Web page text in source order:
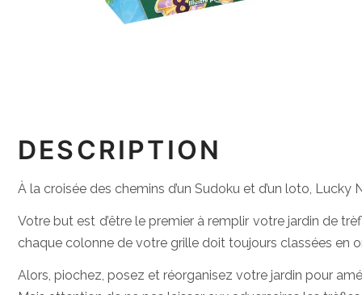
DESCRIPTION
À la croisée des chemins d’un Sudoku et d’un loto,
Votre but est d’être le premier à remplir votre jardin de
chaque colonne de votre grille doit toujours classées en
Alors, piochez, posez et réorganisez votre jardin pour